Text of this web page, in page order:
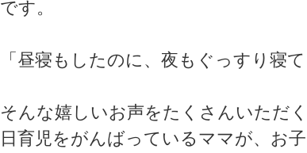
です。
「昼寝もしたのに、夜もぐっすり寝
そんな嬉しいお声をたくさんいただ
日育児をがんばっているママが、お